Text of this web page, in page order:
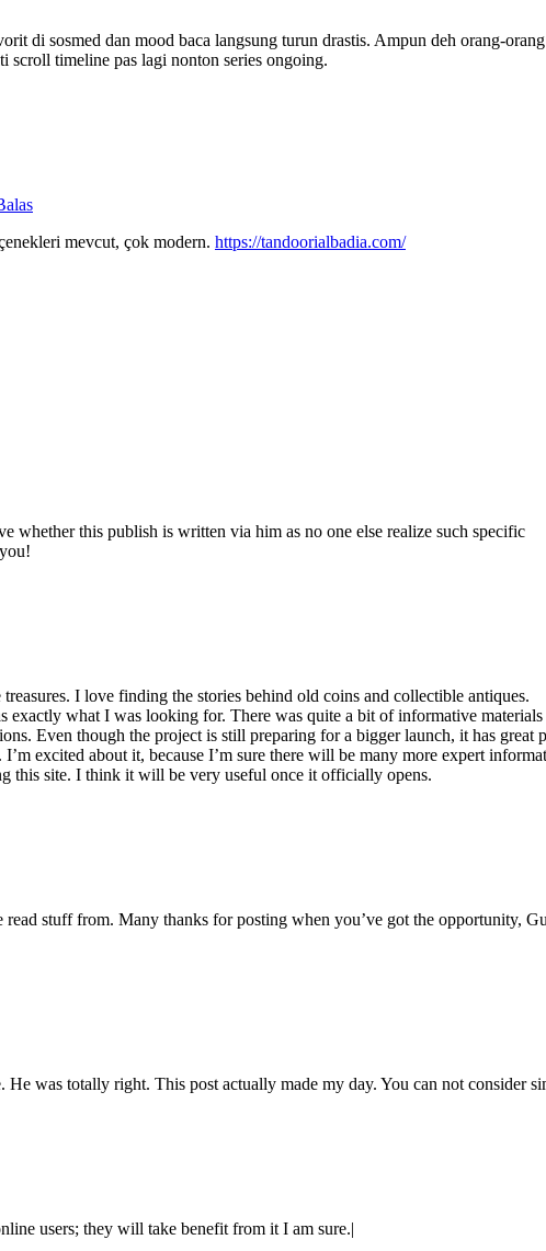
di sosmed dan mood baca langsung turun drastis. Ampun deh orang-
scroll timeline pas lagi nonton series ongoing.
mevcut, çok modern. https://tandoorialbadia.com/
whether this publish is written via him as no one else realize such specific
I love finding the stories behind old coins and collectible antiques.
exactly what I was looking for. There was quite a bit of informative materials
Even though the project is still preparing for a bigger launch, it has great
excited about it, because I’m sure there will be many more expert
this site. I think it will be very useful once it officially opens.
stuff from. Many thanks for posting when you’ve got the opportunity,
was totally right. This post actually made my day. You can not consider
users; they will take benefit from it I am sure.|